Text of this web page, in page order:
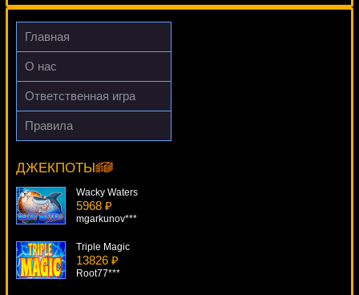
Shooting Stars
903 ₽
verkhovod***
Главная
О нас
Ответственная игра
Правила
ДЖЕКПОТЫ
Guns-N-Roses
Egoistik***
Wacky Waters
5968 ₽
mgarkunov***
Triple Magic
13826 ₽
Root77***